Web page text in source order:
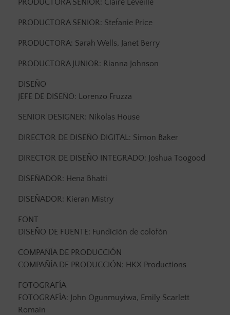
PRODUCTORA SENIOR: Stefanie Price
PRODUCTORA: Sarah Wells, Janet Berry
PRODUCTORA JUNIOR: Rianna Johnson
DISEÑO
JEFE DE DISEÑO: Lorenzo Fruzza
SENIOR DESIGNER: Nikolas House
DIRECTOR DE DISEÑO DIGITAL: Simon Baker
DIRECTOR DE DISEÑO INTEGRADO: Joshua Toogood
DISEÑADOR: Hena Bhatti
DISEÑADOR: Kieran Mistry
FONT
DISEÑO DE FUENTE: Fundición de colofón
COMPAÑÍA DE PRODUCCIÓN
COMPAÑÍA DE PRODUCCIÓN: HKX Productions
FOTOGRAFÍA
FOTOGRAFÍA: John Ogunmuyiwa, Emily Scarlett
Romain